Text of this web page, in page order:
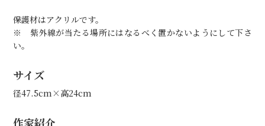
保護材はアクリルです。
※ 紫外線が当たる場所にはなるべく置かないようにして下さ
い。
サイズ
径47.5cm×高24cm
作家紹介